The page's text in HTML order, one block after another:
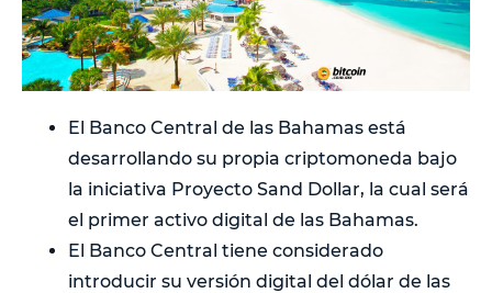
El Banco Central de las Bahamas está
desarrollando su propia criptomoneda bajo
la iniciativa Proyecto Sand Dollar, la cual será
el primer activo digital de las Bahamas.
El Banco Central tiene considerado
introducir su versión digital del dólar de las